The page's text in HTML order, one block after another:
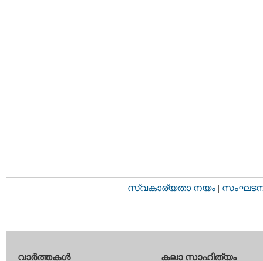
സ്വകാര്യതാ നയം |
വാര്‍ത്തകള്‍
കലാ സാഹിത്യം